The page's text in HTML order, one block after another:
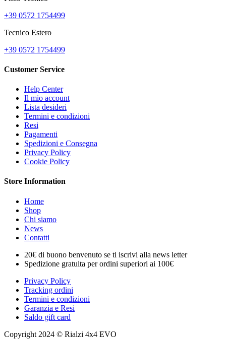
+39 0572 1754499
Tecnico Estero
+39 0572 1754499
Customer Service
Help Center
Il mio account
Lista desideri
Termini e condizioni
Resi
Pagamenti
Spedizioni e Consegna
Privacy Policy
Cookie Policy
Store Information
Home
Shop
Chi siamo
News
Contatti
20€ di buono benvenuto se ti iscrivi alla news letter
Spedizione gratuita per ordini superiori ai 100€
Privacy Policy
Tracking ordini
Termini e condizioni
Garanzia e Resi
Saldo gift card
Copyright 2024 © Rialzi 4x4 EVO